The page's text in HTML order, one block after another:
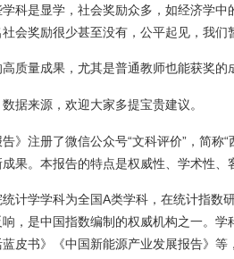
科是显学，社会奖励众多，如经济学
会奖励很少甚至没有，公平起见，我们
质量成果，尤其是普通教师也能获奖的
据来源，欢迎大家多提宝贵建议。
告》注册了微信公众号“文科评价”，简
果。本报告的特点是权威性、学术性、
计学学科为全国A类学科，在统计指数
，是中国指数编制的权威机构之一。
皮书》《中国新能源产业发展报告》